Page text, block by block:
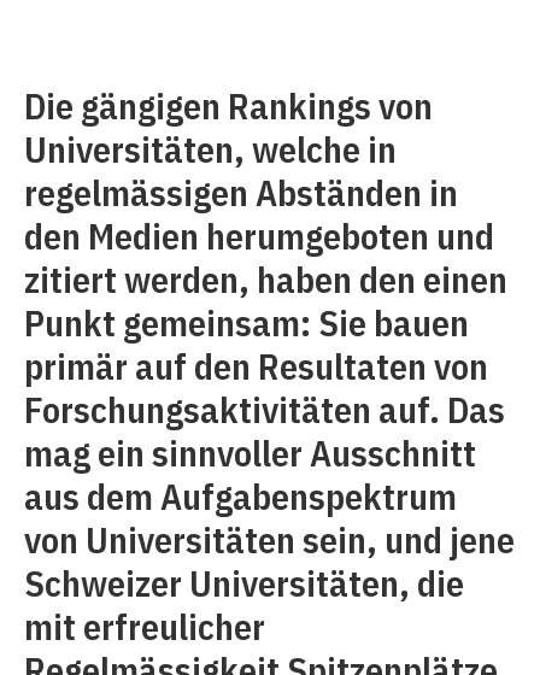
Die gängigen Rankings von
Universitäten, welche in
regelmässigen Abständen in
den Medien herumgeboten und
zitiert werden, haben den einen
Punkt gemeinsam: Sie bauen
primär auf den Resultaten von
Forschungsaktivitäten auf. Das
mag ein sinnvoller Ausschnitt
aus dem Aufgabenspektrum
von Universitäten sein, und jene
Schweizer Universitäten, die
mit erfreulicher